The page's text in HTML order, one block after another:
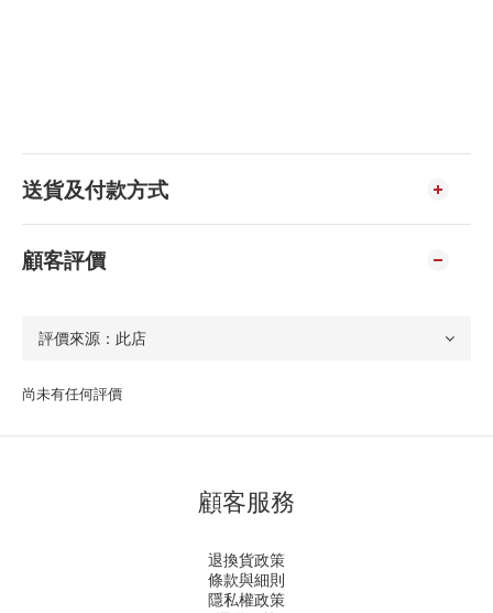
送貨及付款方式
顧客評價
尚未有任何評價
顧客服務
退換貨政策
條款與細則
隱私權政策